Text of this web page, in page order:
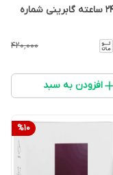
کرمپودر 24 ساعته گابرینی شماره
۴۲۰٬۰۰۰
افزودن به سبد
%10